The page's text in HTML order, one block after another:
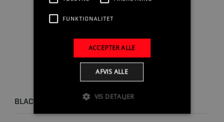
BLACKMAX 13 X 19 RH
FUNKTIONALITET
ACCEPTER ALLE
AFVIS ALLE
VIS DETALJER